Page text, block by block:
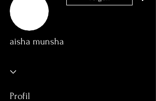
aisha munsha
Profil